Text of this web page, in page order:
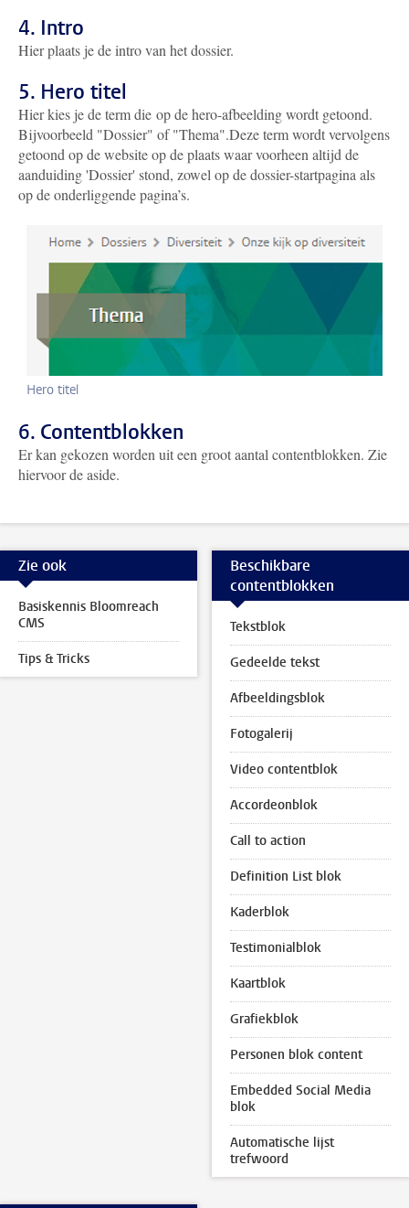
4. Intro
Hier plaats je de intro van het dossier.
5. Hero titel
Hier kies je de term die op de hero-afbeeldingwordt getoond.
Bijvoorbeeld "Dossier" of "Thema".Deze term wordt vervolgens
getoond op de website op de plaats waar voorheen altijd de
aanduiding 'Dossier' stond, zowel op de dossier-startpagina als
op de onderliggende pagina’s.
Hero titel
6. Contentblokken
Er kan gekozen worden uit een groot aantal contentblokken. Zie
hiervoor de aside.
Zie ook
Basiskennis Bloomreach
CMS
Tips & Tricks
Beschikbare
contentblokken
Tekstblok
Gedeelde tekst
Afbeeldingsblok
Fotogalerij
Video contentblok
Accordeonblok
Call to action
Definition List blok
Kaderblok
Testimonialblok
Kaartblok
Grafiekblok
Personen blok content
Embedded Social Media
blok
Automatische lijst
trefwoord